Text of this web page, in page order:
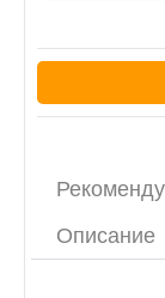
Описание